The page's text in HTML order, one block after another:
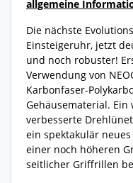
allgemeine
Die nächste
Einsteigeruhr, jetzt
und noch robuster!
Verwendung von
Karbonfaser-
Gehäusematerial.
verbesserte
ein spektakulär
einer noch höheren
seitlicher Griffrillen